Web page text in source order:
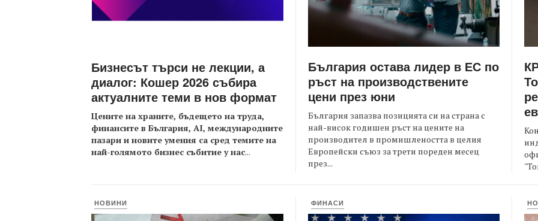
Бизнесът търси не лекции, а
диалог: Кошер 2026 събира
актуалните теми в нов формат
Цените на храните, бъдещето на труда,
финансите в България, AI, международните
пазари и новите умения са сред темите на
най-голямото бизнес събитие у нас...
България остава лидер в ЕС по
ръст на производствените
цени през юни
България запазва позицията си на страна с
най-висок годишен ръст на цените на
производител в промишлеността в целия
Европейски съюз за трети пореден месец
през...
НОВИНИ ФИНАСИ